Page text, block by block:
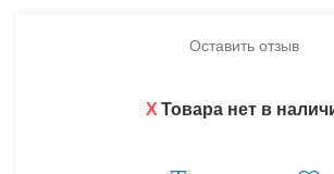
Оставить отзыв
X Товара нет в